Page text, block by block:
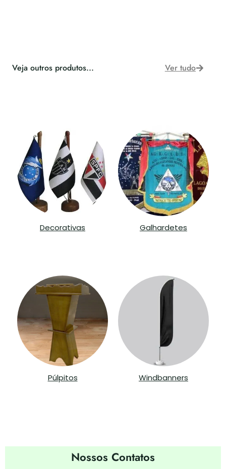
Veja outros produtos... Ver tudo
Decorativas Galhardetes
Púlpitos Windbanners
Nossos Contatos